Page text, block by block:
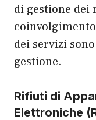
di gestione
dei servizi
gestione.
Rifiuti di
Elettroniche